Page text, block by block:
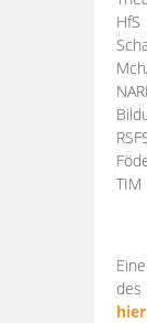
HfS
des
hier